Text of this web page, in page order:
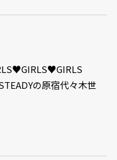
の原宿代々木世